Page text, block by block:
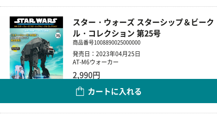
スター・ウォーズ スターシップ＆ビーク
ル・コレクション 第25号
商品番号1008890025000000
発売日：2023年04月25日
AT-M6ウォーカー
2,990円
カートに入れる